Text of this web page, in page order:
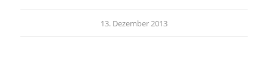
13. Dezember 2013